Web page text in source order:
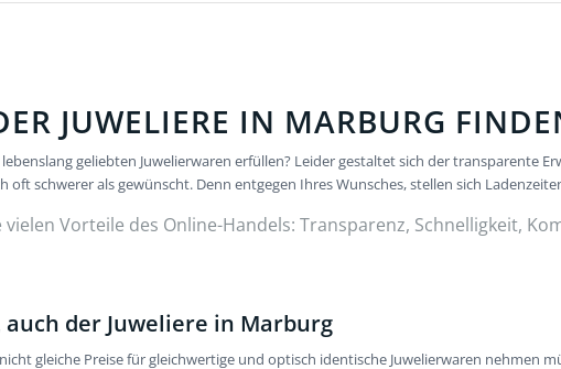
JUWELIERE IN MARBURG
geliebten Juwelierwaren erfüllen? Leider gestaltet sich der transparente
schwerer als gewünscht. Denn entgegen Ihres Wunsches, stellen sich
vielen Vorteile des Online-Handels: Transparenz, Schnelligkeit,
der Juweliere in Marburg
gleiche Preise für gleichwertige und optisch identische Juwelierwaren